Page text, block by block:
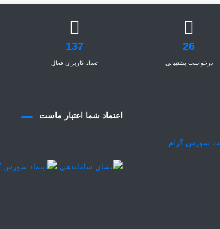
26
درخواست پشتیبانی
137
تعداد کاربران فعال
اعتماد شما اعتبار ماست